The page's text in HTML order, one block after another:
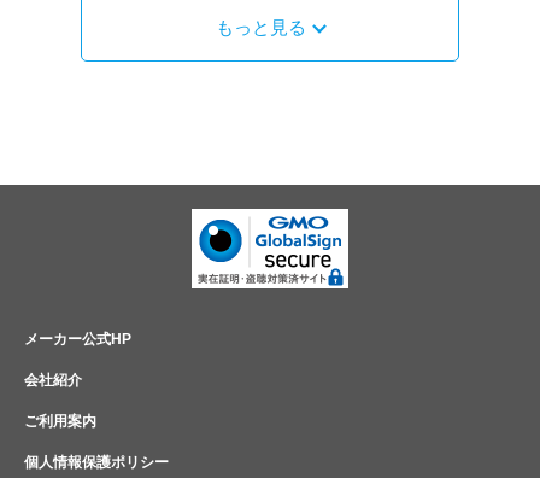
もっと見る
メーカー公式HP
会社紹介
ご利用案内
個人情報保護ポリシー